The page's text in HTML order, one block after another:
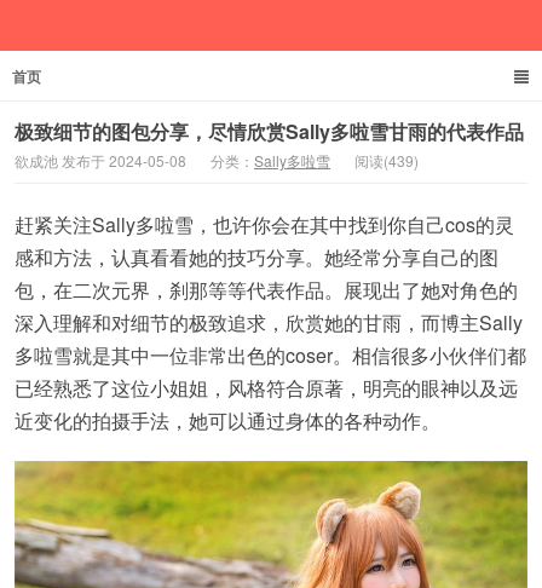
首页
极致细节的图包分享，尽情欣赏Sally多啦雪甘雨的代表作品
欲成池 发布于 2024-05-08 分类： Sally多啦雪 阅读(439)
赶紧关注Sally多啦雪，也许你会在其中找到你自己cos的灵
感和方法，认真看看她的技巧分享。她经常分享自己的图
包，在二次元界，刹那等等代表作品。展现出了她对角色的
深入理解和对细节的极致追求，欣赏她的甘雨，而博主Sally
多啦雪就是其中一位非常出色的coser。相信很多小伙伴们都
已经熟悉了这位小姐姐，风格符合原著，明亮的眼神以及远
近变化的拍摄手法，她可以通过身体的各种动作。